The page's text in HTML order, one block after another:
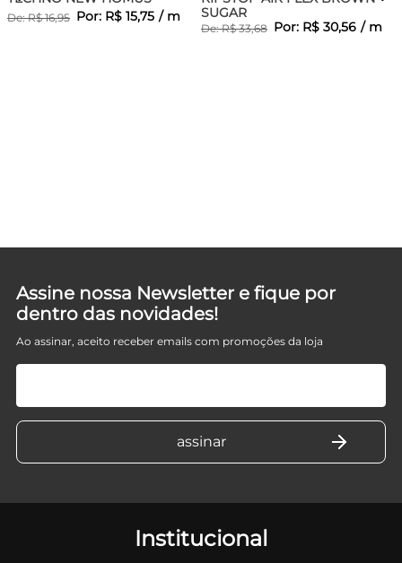
De:R$ 16,95 Por: R$ 15,75 / m
SUGAR
De:R$ 33,68 Por: R$ 30,56 / m
Assine nossa Newsletter e fique por
dentro das novidades!
Ao assinar, aceito receber emails com promoções da loja
Institucional